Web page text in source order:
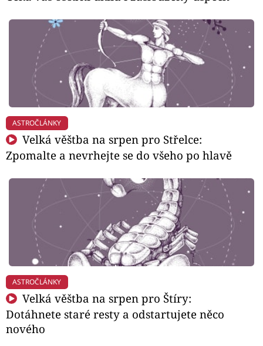
ASTROČLÁNKY
Velká věštba na srpen pro Střelce:
Zpomalte a nevrhejte se do všeho po hlavě
ASTROČLÁNKY
Velká věštba na srpen pro Štíry:
Dotáhnete staré resty a odstartujete něco
nového